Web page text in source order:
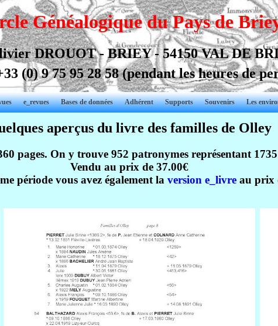
Généalogique du Pays de
DROUOT - BRIEY - 54150 VAL DE
(0) 9 75 95 28 58(pendant les heures de
e_revues Bases de données Adhérent Supports Souvenirs Les
aperçus du livre des familles de Olley
pages. On y trouve 952 patronymes représentant
Vendu au prix de 37.00€
période vous avez également la version e_livre au prix